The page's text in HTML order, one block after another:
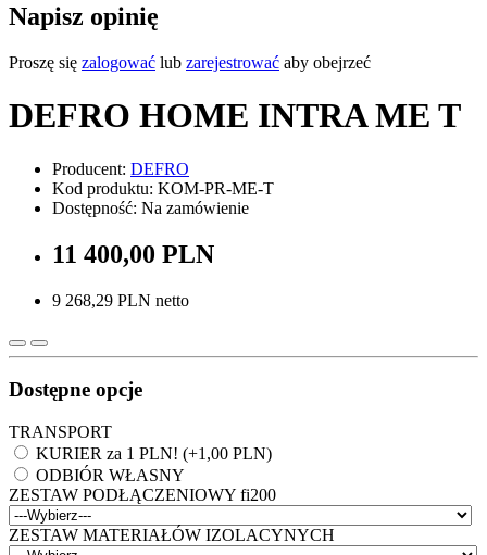
Napisz opinię
Proszę się zalogować lub zarejestrować aby obejrzeć
DEFRO HOME INTRA ME T
Producent: DEFRO
Kod produktu: KOM-PR-ME-T
Dostępność: Na zamówienie
11 400,00 PLN
9 268,29 PLN netto
Dostępne opcje
TRANSPORT
KURIER za 1 PLN! (+1,00 PLN)
ODBIÓR WŁASNY
ZESTAW PODŁĄCZENIOWY fi200
ZESTAW MATERIAŁÓW IZOLACYNYCH